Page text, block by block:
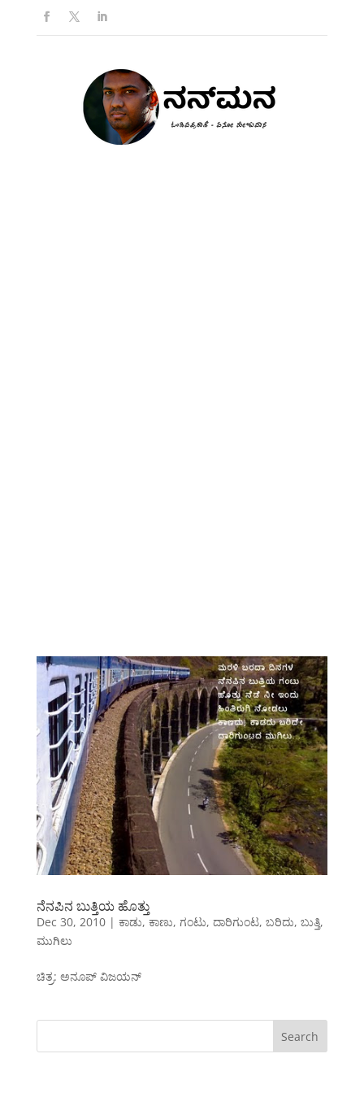
ನೆನಪಿನ ಬುತ್ತಿಯ ಹೊತ್ತು
Dec 30, 2010| ಕಾಡು, ಕಾಣು, ಗಂಟು, ದಾರಿಗುಂಟ, ಬರಿದು, ಬುತ್ತಿ,
ಮುಗಿಲು
ಚಿತ್ರ: ಅನೂಪ್ ವಿಜಯನ್